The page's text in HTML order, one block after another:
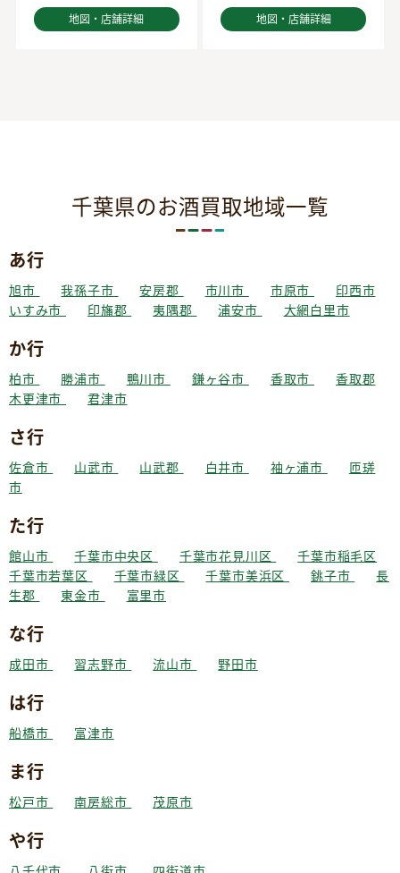
地図・店舗詳細 地図・店舗詳細
千葉県のお酒買取地域一覧
あ行
旭市 我孫子市 安房郡 市川市 市原市
印西市
いすみ市
印旛郡 夷隅郡 浦安市 大網白里市
か行
柏市 勝浦市 鴨川市 鎌ヶ谷市 香取市
香取郡
木更津市
君津市
さ行
佐倉市 山武市 山武郡 白井市 袖ヶ浦市
匝瑳
市
た行
館山市 千葉市中央区 千葉市花見川区
千葉市稲毛区
千葉市若葉区
千葉市緑区 千葉市美浜区 銚子市
長
生郡
東金市 富里市
な行
成田市 習志野市 流山市 野田市
は行
船橋市 富津市
ま行
松戸市 南房総市 茂原市
や行